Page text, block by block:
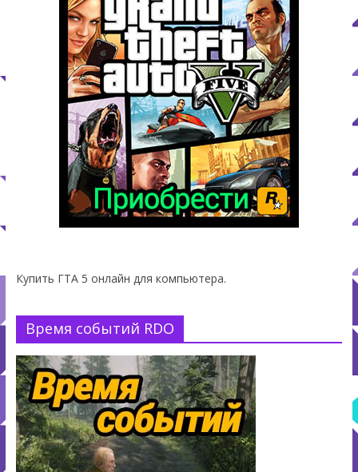
Купить ГТА 5 онлайн для компьютера.
Время событий RDO